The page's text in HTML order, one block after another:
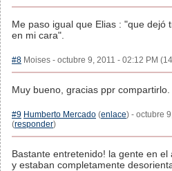
Me paso igual que Elias : "que dejó
en mi cara".
#8 Moises - octubre 9, 2011 - 02:12 PM
Muy bueno, gracias ppr compartirlo.
#9 Humberto Mercado (enlace) - octubre
(responder)
Bastante entretenido! la gente en
y estaban completamente